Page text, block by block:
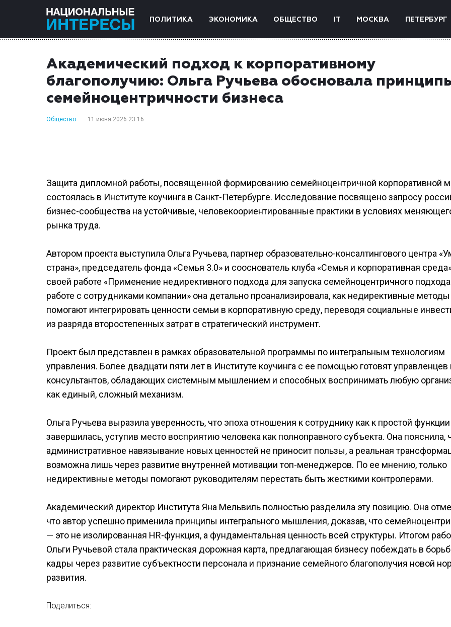
ПОЛИТИКА ЭКОНОМИКА ОБЩЕСТВО IT МОСКВА ПЕТЕРБУРГ
Академический подход к корпоративному
благополучию: Ольга Ручьева обосновала
семейноцентричности бизнеса
Общество 11 июня 2026 23:16
Защита дипломной работы, посвященной формированию семейноцентричной корпоративной
состоялась в Институте коучинга в Санкт-Петербурге. Исследование посвящено запросу
бизнес-сообщества на устойчивые, человекоориентированные практики в условиях
рынка труда.
Автором проекта выступила Ольга Ручьева, партнер образовательно-консалтингового центра
страна», председатель фонда «Семья 3.0» и сооснователь клуба «Семья и корпоративная
своей работе «Применение недирективного подхода для запуска семейноцентричного
работе с сотрудниками компании» она детально проанализировала, как недирективные методы
помогают интегрировать ценности семьи в корпоративную среду, переводя социальные
из разряда второстепенных затрат в стратегический инструмент.
Проект был представлен в рамках образовательной программы по интегральным технологиям
управления. Более двадцати пяти лет в Институте коучинга с ее помощью готовят управленцев
консультантов, обладающих системным мышлением и способных воспринимать любую
как единый, сложный механизм.
Ольга Ручьева выразила уверенность, что эпоха отношения к сотруднику как к простой функции
завершилась, уступив место восприятию человека как полноправного субъекта. Она пояснила,
административное навязывание новых ценностей не приносит пользы, а реальная
возможна лишь через развитие внутренней мотивации топ-менеджеров. По ее мнению, только
недирективные методы помогают руководителям перестать быть жесткими контролерами.
Академический директор Института Яна Мельвиль полностью разделила эту позицию. Она
что автор успешно применила принципы интегрального мышления, доказав, что
— это не изолированная HR-функция, а фундаментальная ценность всей структуры. Итогом
Ольги Ручьевой стала практическая дорожная карта, предлагающая бизнесу побеждать в
кадры через развитие субъектности персонала и признание семейного благополучия новой
развития.
Поделиться: